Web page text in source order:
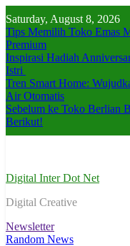
to
content
Saturday, August 8, 2026
Tips Memilih Toko Emas
Premium
Inspirasi Hadiah
Istri
Tren Smart Home:
Air Otomatis
Sebelum ke Toko Berlian
Berikut!
Digital Inter Dot Net
Digital Creative
Newsletter
Random News